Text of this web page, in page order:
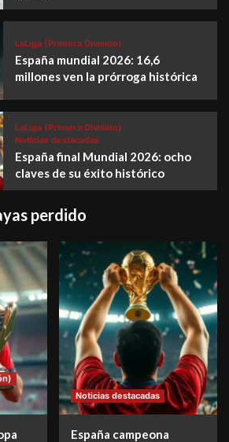
LaLiga (Primera División)
España mundial 2026: 16,6
millones ven la prórroga histórica
LaLiga (Primera División)
Noticias destacadas
España final Mundial 2026: ocho
claves de su éxito histórico
perdido
Noticias destacadas
España campeona